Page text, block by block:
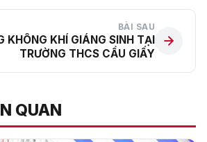
TÔ LÂM VỀ “KỶ NGUYÊN MỚI-
VƯƠN MÌNH CỦA DÂN TỘC”
BÀI SAU
KHÔNG KHÍ GIÁNG SINH TẠI
TRƯỜNG THCS CẦU GIẤY
QUAN